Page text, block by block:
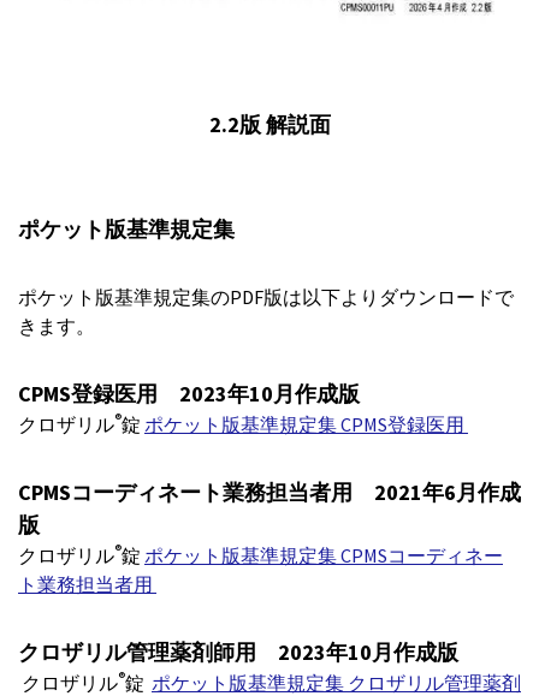
2.2版 解説面
ポケット版基準規定集
ポケット版基準規定集のPDF版は以下よりダウンロードで
きます。
CPMS登録医用 2023年10月作成版
クロザリル®錠 ポケット版基準規定集 CPMS登録医用
CPMSコーディネート業務担当者用 2021年6月作成
版
クロザリル®錠 ポケット版基準規定集 CPMSコーディネー
ト業務担当者用
クロザリル管理薬剤師用 2023年10月作成版
クロザリル®錠 ポケット版基準規定集 クロザリル管理薬剤